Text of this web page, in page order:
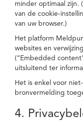
minder optimaal zijn.
van de cookie-
van uw browser.)
Het platform
websites en
(“Embedded
uitsluitend ter
Het is enkel voor
bronvermelding
4.